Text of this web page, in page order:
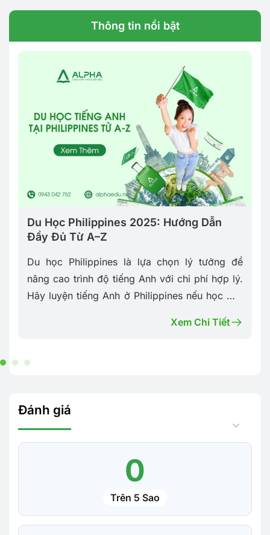
Thông tin nổi bật
Du Học Philippines 2025: Hướng Dẫn
Đầy Đủ Từ A–Z
Du học Philippines là lựa chọn lý tưởng để
nâng cao trình độ tiếng Anh với chi phí hợp lý.
Hãy luyện tiếng Anh ở Philippines nếu học mãi
Xem Chi Tiết
Đánh giá
0
Trên 5 Sao